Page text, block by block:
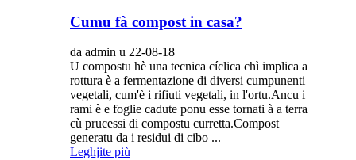
Cumu fà compost in casa?
da admin u 22-08-18
U compostu hè una tecnica cíclica chì implica a
rottura è a fermentazione di diversi cumpunenti
vegetali, cum'è i rifiuti vegetali, in l'ortu.Ancu i
rami è e foglie cadute ponu esse tornati à a terra
cù prucessi di compostu curretta.Compost
generatu da i residui di cibo ...
Leghjite più